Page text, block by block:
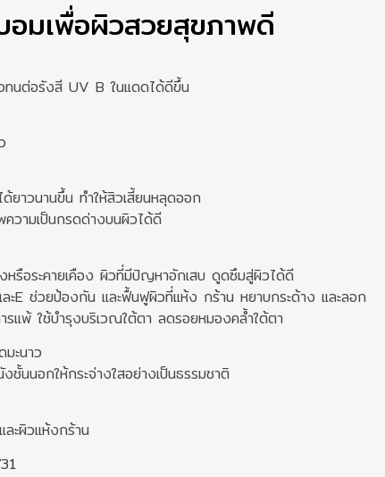
อมเพื่อผิวสวยสุขภาพดี
ทนต่อรังสี UV B ในแดดได้ดีขึ้น
ยาวนานขึ้น ทำให้สิวเสี้ยนหลุดออก
วามเป็นกรดด่างบนผิวได้ดี
หรือระคายเคือง ผิวที่มีปัญหาอักเสบ ดูดซึมสู่ผิวได้ดี
E ช่วยป้องกัน และฟื้นฟูผิวที่แห้ง กร้าน หยาบกระด้าง และลอก
รแพ้ ใช้บำรุงบริเวณใต้ตา ลดรอยหมองคล้ำใต้ตา
ะนาว
นนอกให้กระจ่างใสอย่างเป็นธรรมชาติ
ละผิวแห้งกร้าน